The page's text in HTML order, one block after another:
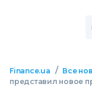
Finance.ua / Все
представил новое